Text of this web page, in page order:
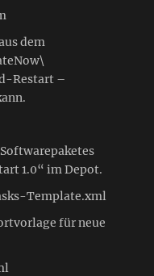
dem
Restart –
1.0“ im Depot.
Template.xml
für neue